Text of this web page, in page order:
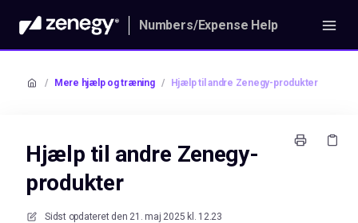
Numbers/Expense Help
/ Mere hjælp og træning / Hjælp til andre Zenegy-produkter
Hjælp til andre Zenegy-
produkter
Sidst opdateret den 21. maj 2025 kl. 12.23